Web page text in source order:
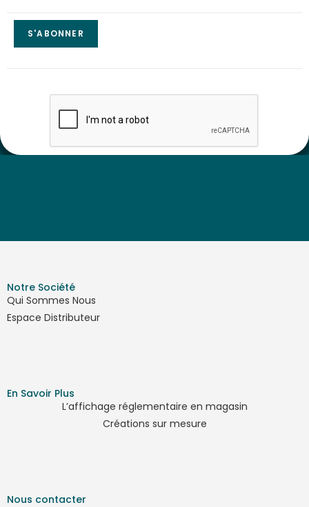
Notre Société
Qui Sommes Nous
Espace Distributeur
En Savoir Plus
L’affichage réglementaire en magasin
Créations sur mesure
Nous contacter